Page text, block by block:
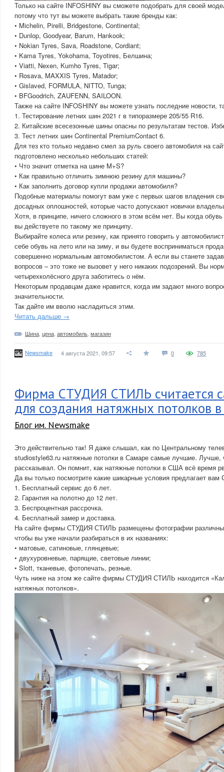
Только на сайте INFOSHINY вы сможете подобрать для своей
потому что тут вы можете выбрать такие бренды как:
• Michelin, Pirelli, Bridgestone, Continental;
• Dunlop, Goodyear, Barum, Hankook;
• Nokian Tyres, Sava, Roadstone, Cordiant;
• Kama Tyres, Yokohama, Toyotires, Белшина;
• Viatti, Nexen, Kumho Tyres, Tigar;
• Rosava, MAXXIS Tyres, Matador;
• Gislaved, FORMULA, NITTO, Tunga;
• BFGoodrich, ZAUFENN, SAILOON.
Также на сайте INFOSHINY вы можете узнать последние новости,
1. Тестирование летних шин 2021 г в типоразмере 205/55 R16.
2. Китайские всесезонные шины опасны по результатам тестов.
3. Тест летних шин Continental PremiumContact 6.
Для тез кто только недавно смел за руль своего автомобиля на
подготовлено несколько небольших статей:
• Что значит отметка на шине M+S?
• Как правильно отличить зимнюю резину для машины?
• Как заполнить договор купли продажи автомобиля?
Подобные материалы помогут вам уже с первых шагов владения
досадных оплошностей, которые часто допускают новички
Хотя, в принципе, ничего сложного в этом всём нет. Вы когда
вы действуете по такому же принципу.
Выбирайте колеса или резину, как принято говорить у
себе обувь на лето или на зиму, и вы будете восприниматься
совершенно нормальным автомобилистом. А если вы станете
вопросов – это тоже не вызовет у него никаких подозрений. Вы
четырехколёсного друга заботитесь о нём.
Некоторым продавцам даже нравится, когда им задают много
значительности.
Так дайте им вволю насладиться этим.
Читать дальше →
Шина цена автомобиль магазин
Newsmake 4 августа 2021, 09:57 0 785
Фирма СТУДИЯ СТИЛЬ считается
для создания натяжных потолков
Блог им. Newsmake
Это действительно так! Я даже слышал, как по Центральному
studiostyle63.ru натяжные потолки в Самаре самые лучшие.
рассказывал. Он помнит, как натяжные потолки в США всё время
Да вы только посмотрите какие шикарные условия предлагает
1. Бесплатный сервис до 6 лет.
2. Гарантия на полотно до 12 лет.
3. Беспроцентная рассрочка.
4. Бесплатный замер и доставка.
На сайте фирмы СТУДИЯ СТИЛЬ размещены фотографии
чтобы вы уже начали разбираться в их названиях:
• матовые, сатиновые, глянцевые;
• двухуровневые, парящие, световые линии;
• Slott, тканевые, фотопечать, резные.
Чуть ниже на этом же сайте фирмы СТУДИЯ СТИЛЬ находится
натяжных потолков».